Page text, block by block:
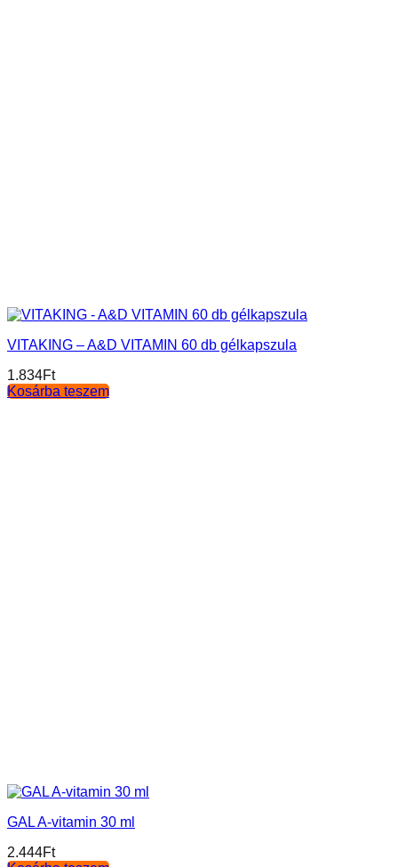
VITAKING – A&D VITAMIN 60 db gélkapszula
1.834Ft
Kosárba teszem
GAL A-vitamin 30 ml
2.444Ft